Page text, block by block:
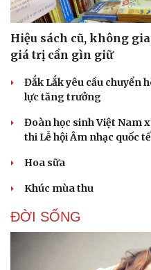
Hiệu sách cũ, không
giá trị cần gìn giữ
Đắk Lắk yêu cầu chuyển
lực tăng trưởng
Đoàn học sinh Việt Nam
thi Lễ hội Âm nhạc quốc tế
Hoa sữa
Khúc mùa thu
ĐỜI SỐNG